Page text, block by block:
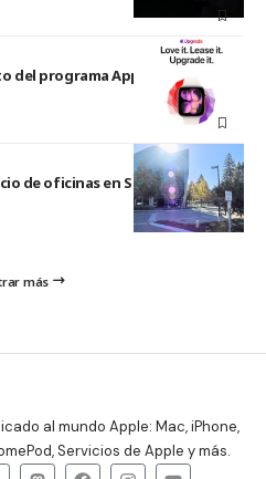
del programa Apple Upgrade
de oficinas en Sunnyvale
más
al mundo Apple: Mac, iPhone,
Servicios de Apple y más.